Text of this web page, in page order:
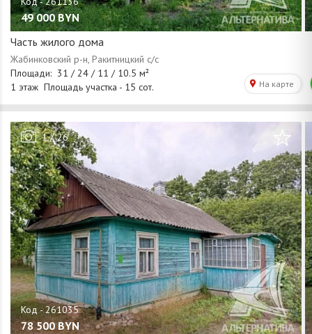
49 000 BYN
Часть жилого дома
1/26
78 500 BYN